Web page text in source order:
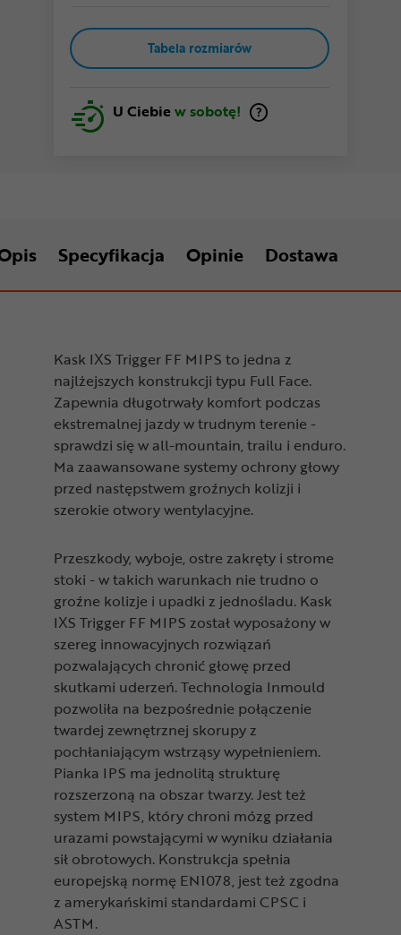
Tabela rozmiarów
U Ciebiew sobotę!
Specyfikacja Opinie Dostawa
Kask IXS Trigger FF MIPS to jedna z
najlżejszych konstrukcji typu Full Face.
Zapewnia długotrwały komfort podczas
ekstremalnej jazdy w trudnym terenie -
sprawdzi się w all-mountain, trailu i enduro.
Ma zaawansowane systemy ochrony głowy
przed następstwem groźnych kolizji i
szerokie otwory wentylacyjne.
Przeszkody, wyboje, ostre zakręty i strome
stoki - w takich warunkach nie trudno o
groźne kolizje i upadki z jednośladu. Kask
IXS Trigger FF MIPS został wyposażony w
szereg innowacyjnych rozwiązań
pozwalających chronić głowę przed
skutkami uderzeń. Technologia Inmould
pozwoliła na bezpośrednie połączenie
twardej zewnętrznej skorupy z
pochłaniającym wstrząsy wypełnieniem.
Pianka IPS ma jednolitą strukturę
rozszerzoną na obszar twarzy. Jest też
system MIPS, który chroni mózg przed
urazami powstającymi w wyniku działania
sił obrotowych. Konstrukcja spełnia
europejską normę EN1078, jest też zgodna
z amerykańskimi standardami CPSC i
ASTM.